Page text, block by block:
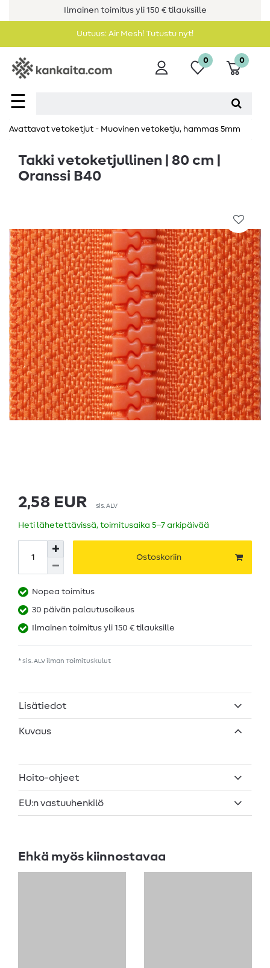
Ilmainen toimitus yli 150 € tilauksille
Uutuus: Air Mesh! Tutustu nyt!
☰
0 0
Avattavat vetoketjut - Muovinen vetoketju, hammas 5mm
Takki vetoketjullinen | 80 cm |
Oranssi B40
2,58 EUR sis. ALV
Heti lähetettävissä, toimitusaika 5–7 arkipäivää
Ostoskoriin
Nopea toimitus
30 päivän palautusoikeus
Ilmainen toimitus yli 150 € tilauksille
* sis. ALV ilman Toimituskulut
Lisätiedot
Kuvaus
Hoito-ohjeet
EU:n vastuuhenkilö
Ehkä myös kiinnostavaa